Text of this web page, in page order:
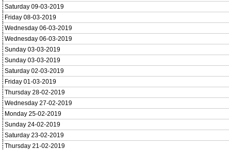
Saturday 09-03-2019
Friday 08-03-2019
Wednesday 06-03-2019
Wednesday 06-03-2019
Sunday 03-03-2019
Sunday 03-03-2019
Saturday 02-03-2019
Friday 01-03-2019
Thursday 28-02-2019
Wednesday 27-02-2019
Monday 25-02-2019
Sunday 24-02-2019
Saturday 23-02-2019
Thursday 21-02-2019